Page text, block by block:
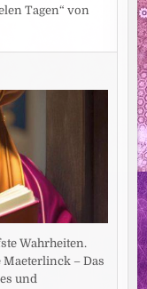
Tagen“ von
Wahrheiten.
– Das
und